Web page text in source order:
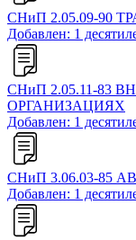
СНиП 2.05.09-90
Добавлен: 1
СНиП 2.05.11-
ОРГАНИЗАЦИЯХ
Добавлен: 1
СНиП 3.06.03-85
Добавлен: 1